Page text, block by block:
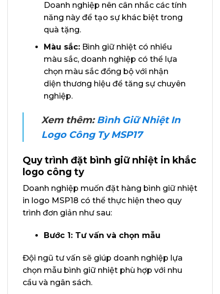
Doanh nghiệp nên cân nhắc các tính
năng này để tạo sự khác biệt trong
quà tặng.
Màu sắc:Bình giữ nhiệt có nhiều
màu sắc, doanh nghiệp có thể lựa
chọn màu sắc đồng bộ với nhận
diện thương hiệu để tăng sự chuyên
nghiệp.
Xem thêm: Bình Giữ Nhiệt In
Logo Công Ty MSP17
Quy trình đặt bình giữ nhiệt in khắc
logo công ty
Doanh nghiệp muốn đặt hàng bình giữ nhiệt
in logo MSP18 có thể thực hiện theo quy
trình đơn giản như sau:
Bước 1: Tư vấn và chọn mẫu
Đội ngũ tư vấn sẽ giúp doanh nghiệp lựa
chọn mẫu bình giữ nhiệt phù hợp với nhu
cầu và ngân sách.